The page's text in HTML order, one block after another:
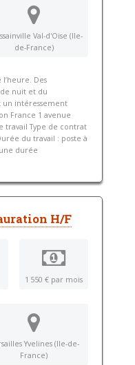
Val-d'Oise (Ile-
de-France)
Des
nuit et du
un intéressement
France 1 avenue
travail Type de contrat
du travail : poste à
durée
H/F
1 550 € par mois
Yvelines (Ile-de-
France)